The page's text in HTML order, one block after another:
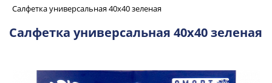
Салфетка универсальная 40х40 зеленая
Салфетка универсальная 40х40 зеленая